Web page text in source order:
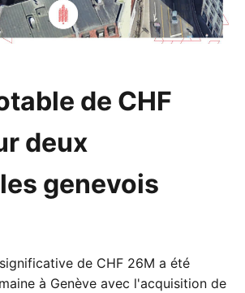
de CHF
deux
genevois
de CHF 26M a été
à Genève avec l'acquisition de